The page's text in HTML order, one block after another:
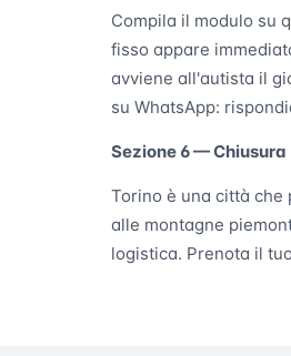
Compila il modulo su
fisso appare
avviene all'autista il
su WhatsApp:
Sezione 6 — Chiusura
Torino è una città
alle montagne
logistica. Prenota il